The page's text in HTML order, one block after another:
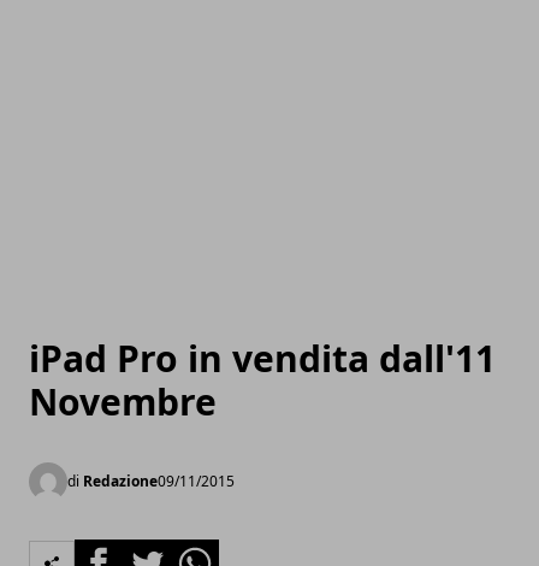
iPad Pro in vendita dall'11
Novembre
di Redazione09/11/2015
FacebookTwitterWhatsapp